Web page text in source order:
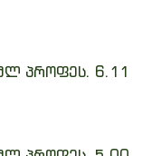
მლ პროფეს. 6.11